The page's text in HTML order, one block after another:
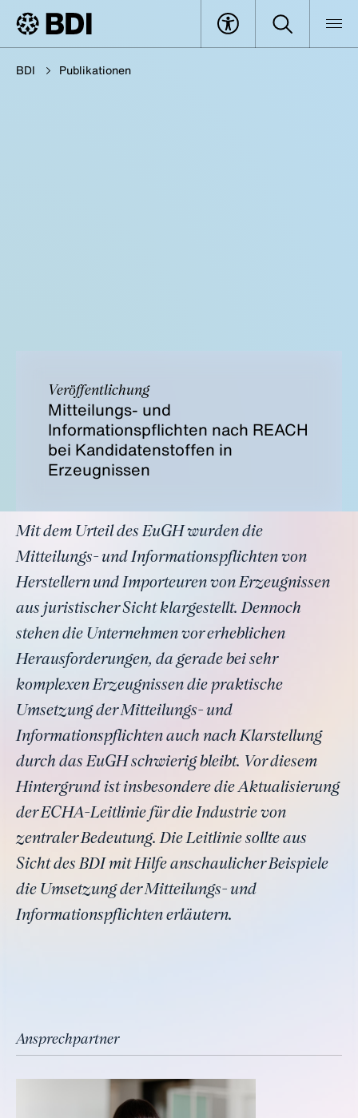
BDI Publikationen
Veröffentlichung
Mitteilungs- und
Informationspflichten nach REACH
bei Kandidatenstoffen in
Erzeugnissen
Mit dem Urteil des EuGH wurden die
Mitteilungs- und Informationspflichten von
Herstellern und Importeuren von Erzeugnissen
aus juristischer Sicht klargestellt. Dennoch
stehen die Unternehmen vor erheblichen
Herausforderungen, da gerade bei sehr
komplexen Erzeugnissen die praktische
Umsetzung der Mitteilungs- und
Informationspflichten auch nach Klarstellung
durch das EuGH schwierig bleibt. Vor diesem
Hintergrund ist insbesondere die Aktualisierung
der ECHA-Leitlinie für die Industrie von
zentraler Bedeutung. Die Leitlinie sollte aus
Sicht des BDI mit Hilfe anschaulicher Beispiele
die Umsetzung der Mitteilungs- und
Informationspflichten erläutern.
Ansprechpartner